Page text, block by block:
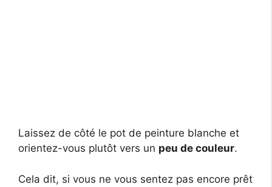
Laissez de côté le pot de peinture blanche et
orientez-vous plutôt vers un peu de couleur.
Cela dit, si vous ne vous sentez pas encore prêt